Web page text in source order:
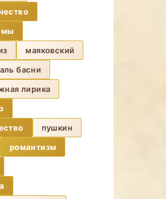
маяковский
басни
лирика
пушкин
романтизм